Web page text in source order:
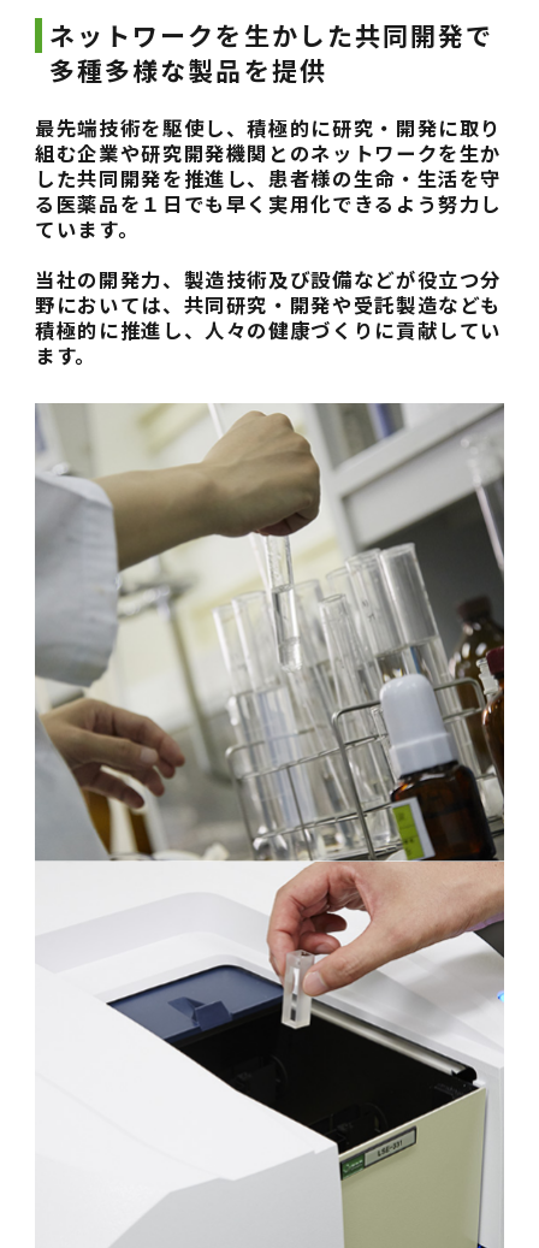
ネットワークを生かした共同開発で
多種多様な製品を提供
最先端技術を駆使し、積極的に研究・開発に取り
組む企業や研究開発機関とのネットワークを生か
した共同開発を推進し、患者様の生命・生活を守
る医薬品を１日でも早く実用化できるよう努力し
ています。
当社の開発力、製造技術及び設備などが役立つ分
野においては、共同研究・開発や受託製造なども
積極的に推進し、人々の健康づくりに貢献してい
ます。